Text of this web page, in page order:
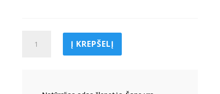
kiekis:
Į KREPŠELĮ